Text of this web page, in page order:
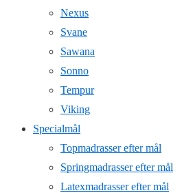
Nexus
Svane
Sawana
Sonno
Tempur
Viking
Specialmål
Topmadrasser efter mål
Springmadrasser efter mål
Latexmadrasser efter mål